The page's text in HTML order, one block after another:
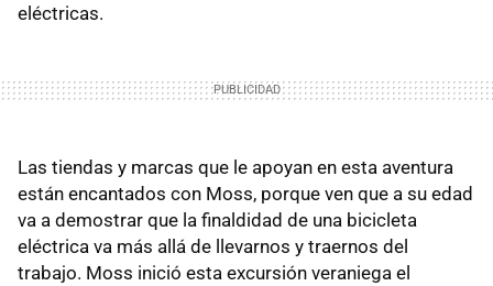
eléctricas.
Las tiendas y marcas que le apoyan en esta aventura
están encantados con Moss, porque ven que a su edad
va a demostrar que la finaldidad de una bicicleta
eléctrica va más allá de llevarnos y traernos del
trabajo. Moss inició esta excursión veraniega el